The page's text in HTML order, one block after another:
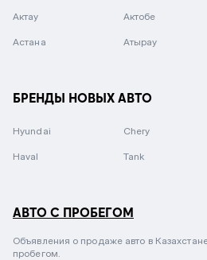
Актау Актобе
Астана Атырау
БРЕНДЫ НОВЫХ АВТО
Hyundai Chery
Haval Tank
АВТО С ПРОБЕГОМ
Объявления о продаже авто в
пробегом.